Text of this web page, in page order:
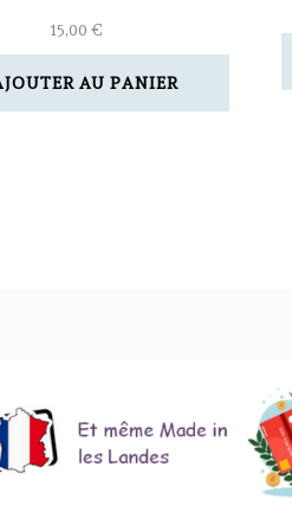
15,00€
AU PANIER